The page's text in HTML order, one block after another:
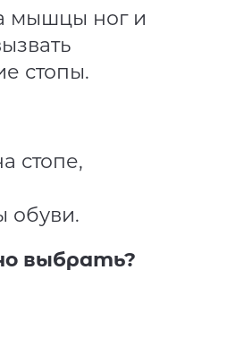
мышцы ног и
стопы.
стопе,
обуви.
выбрать?